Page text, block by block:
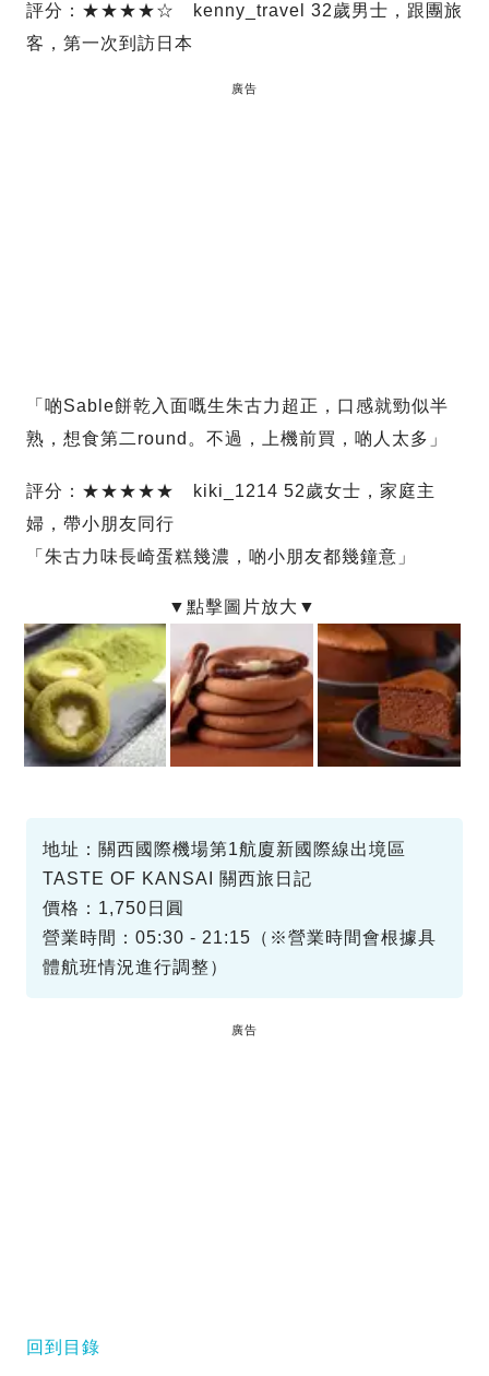
評分：★★★★☆ kenny_travel 32歲男士，跟團旅
客，第一次到訪日本
廣告
「啲Sable餅乾入面嘅生朱古力超正，口感就勁似半
熟，想食第二round。不過，上機前買，啲人太多」
評分：★★★★★ kiki_1214 52歲女士，家庭主
婦，帶小朋友同行
「朱古力味長崎蛋糕幾濃，啲小朋友都幾鐘意」
地址：關西國際機場第1航廈新國際線出境區
TASTE OF KANSAI 關西旅日記
價格：1,750日圓
營業時間：05:30 - 21:15（※營業時間會根據具
體航班情況進行調整）
廣告
回到目錄